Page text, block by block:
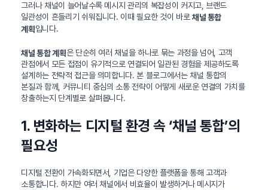
그러나 채널이 늘어날수록 메시지 관리의 복잡성이 커지고, 브랜드
일관성이 흔들리기 쉬워집니다. 이때 필요한 것이 바로 채널 통합
계획입니다.
채널 통합 계획은 단순히 여러 채널을 하나로 묶는 과정을 넘어, 고객
관점에서 모든 접점이 유기적으로 연결되어 일관된 경험을 제공하도록
설계하는 전략적 접근을 의미합니다. 본 블로그에서는 채널 통합의
본질과 함께, 커뮤니티 중심의 소통 전략이 어떻게 새로운 연결의 가치를
창출하는지 단계별로 살펴봅니다.
1. 변화하는 디지털 환경 속 ‘채널 통합’의
필요성
디지털 전환이 가속화되면서, 기업은 다양한 플랫폼을 통해 고객과
소통합니다. 하지만 여러 채널에서 비효율이 발생하거나 메시지가